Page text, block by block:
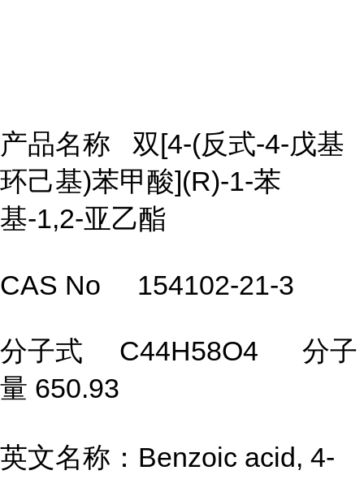
产品名称 双[4-(反式-4-戊基
环己基)苯甲酸](R)-1-苯
基-1,2-亚乙酯
CAS No 154102-21-3
分子式 C44H58O4 分子
量 650.93
英文名称：Benzoic acid, 4-